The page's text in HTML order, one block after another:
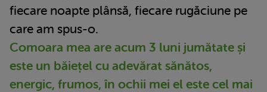
fiecare noapte plânsă, fiecare rugăciune pe
care am spus-o.
Comoara mea are acum 3 luni jumătate și
este un băiețel cu adevărat sănătos,
energic, frumos, în ochii mei el este cel mai